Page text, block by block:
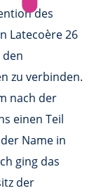
des
Latecoère 26
zu verbinden.
nach der
einen Teil
Name in
ging das
der